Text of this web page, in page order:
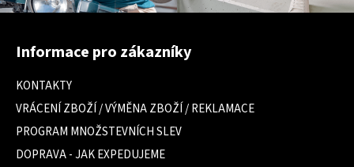
Z
Informace pro zákazníky
KONTAKTY
VRÁCENÍ ZBOŽÍ / VÝMĚNA ZBOŽÍ / REKLAMACE
PROGRAM MNOŽSTEVNÍCH SLEV
DOPRAVA - JAK EXPEDUJEME